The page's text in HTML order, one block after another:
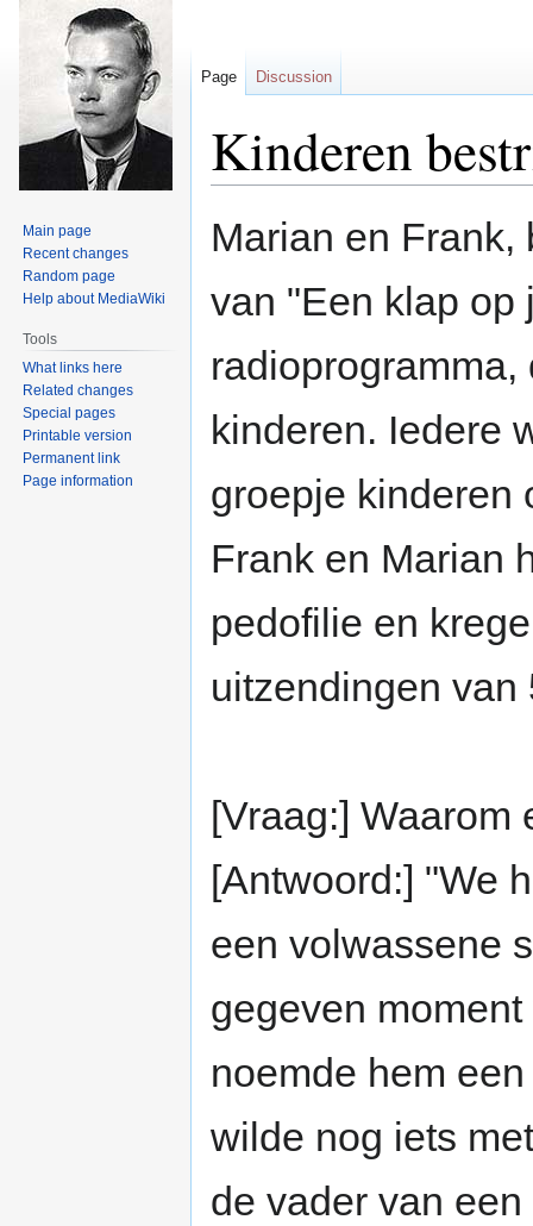
Kinderen
toto
Marian en Frank,
van "Een klap op
kinderen. Iedere
groepje kinderen
Frank en Marian
pedofilie en
uitzendingen van
[Vraag:]
[Antwoord:] "We
een volwassene
gegeven
noemde hem
wilde nog iets
de vader van
Page Discussion
Main page
Recent changes
Random page
Help about MediaWiki
Tools
What links here
Related changes
Special pages
Printable version
Permanent link
Page information